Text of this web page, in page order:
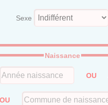
Sexe
Naissance
OU